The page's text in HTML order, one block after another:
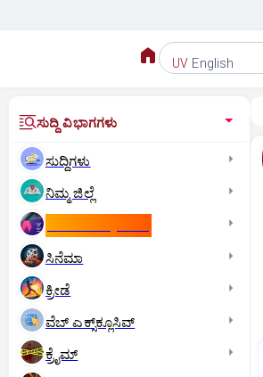
UV English
ಸುದ್ದಿ ವಿಭಾಗಗಳು
ಸುದ್ದಿಗಳು
ನಿಮ್ಮ ಜಿಲ್ಲೆ
ಸಿನೆಮಾ
ಕ್ರೀಡೆ
ವೆಬ್ ಎಕ್ಸ್‌ಕ್ಲೂಸಿವ್
ಕ್ರೈಮ್